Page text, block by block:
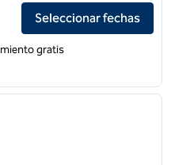
by Hilton Palmdale
Seleccionar fechas
gratis